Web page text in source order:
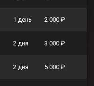
1 день 2 000 ₽
2 дня 3 000 ₽
2 дня 5 000 ₽